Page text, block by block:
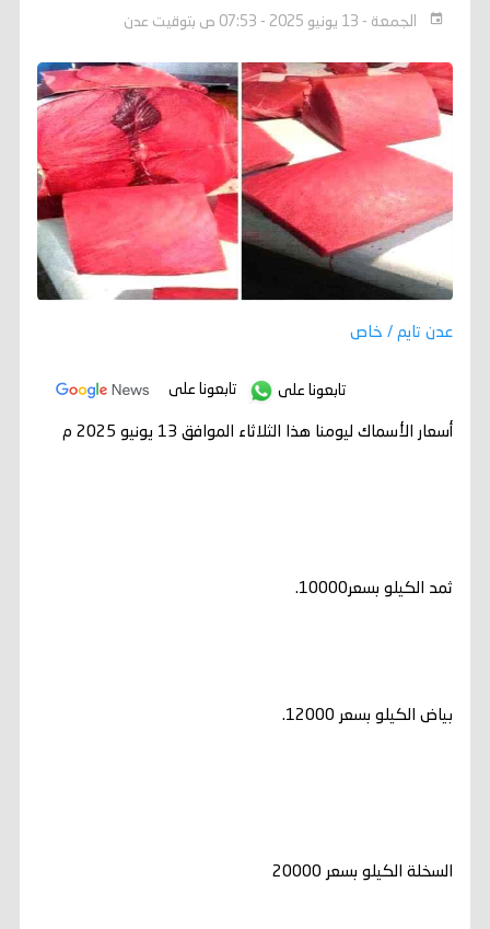
الجمعة - 13 يونيو 2025 - 07:53 ص بتوقيت عدن
عدن تايم / خاص
تابعونا على تابعونا على
أسعار الأسماك ليومنا هذا الثلاثاء الموافق 13 يونيو 2025 م
ثمد الكيلو بسعر10000.
بياض الكيلو بسعر 12000.
السخلة الكيلو بسعر 20000